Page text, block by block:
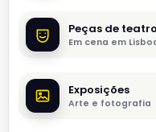
Peças de teatro
Em cena em
Exposições
Arte e fotografia